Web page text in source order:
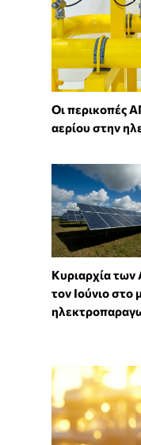
Οι περικοπές
αερίου στην
Κυριαρχία των
τον Ιούνιο στο